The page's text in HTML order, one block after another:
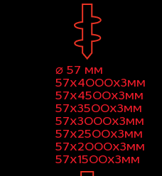
⌀ 57 мм
57x4000x3мм
57x4500x3мм
57x3500x3мм
57x3000x3мм
57x2500x3мм
57x2000x3мм
57x1500x3мм